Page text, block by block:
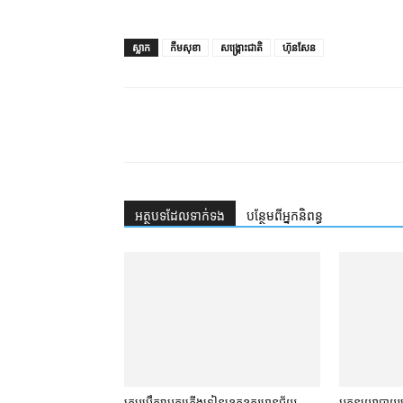
ស្លាក កឹមសុខា សង្គ្រោះជាតិ ហ៊ុនសែន
អត្ថបទ​ដែល​ទាក់ទង បន្ថែម​ពី​អ្នកនិពន្ធ